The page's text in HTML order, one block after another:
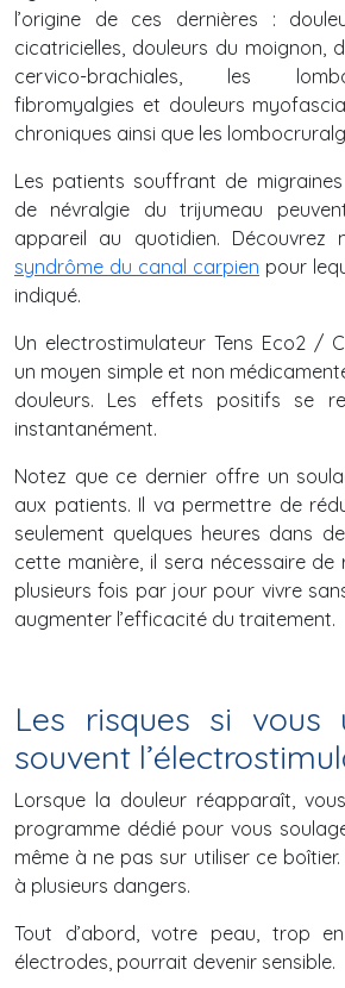
l’origine de ces dernières :
cicatricielles, douleurs du moignon,
cervico-brachiales, les
fibromyalgies et douleurs
chroniques ainsi que les
Les patients souffrant de
de névralgie du trijumeau
appareil au quotidien.
syndrôme du canal carpien pour
indiqué.
Un electrostimulateur Tens Eco2 /
un moyen simple et non
douleurs. Les effets positifs se
instantanément.
Notez que ce dernier offre un
aux patients. Il va permettre de
seulement quelques heures dans
cette manière, il sera nécessaire de
plusieurs fois par jour pour vivre
augmenter l’efficacité du traitement.
Les risques si vous
souvent
Lorsque la douleur réapparaît,
programme dédié pour vous
même à ne pas sur utiliser ce
à plusieurs dangers.
Tout d’abord, votre peau, trop
électrodes, pourrait devenir sensible.